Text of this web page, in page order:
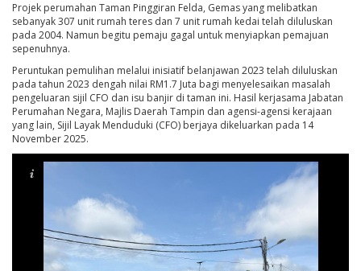
Projek perumahan Taman Pinggiran Felda, Gemas yang melibatkan
sebanyak 307 unit rumah teres dan 7 unit rumah kedai telah diluluskan
pada 2004. Namun begitu pemaju gagal untuk menyiapkan pemajuan
sepenuhnya.
Peruntukan pemulihan melalui inisiatif belanjawan 2023 telah diluluskan
pada tahun 2023 dengah nilai RM1.7 Juta bagi menyelesaikan masalah
pengeluaran sijil CFO dan isu banjir di taman ini. Hasil kerjasama Jabatan
Perumahan Negara, Majlis Daerah Tampin dan agensi-agensi kerajaan
yang lain, Sijil Layak Menduduki (CFO) berjaya dikeluarkan pada 14
November 2025.